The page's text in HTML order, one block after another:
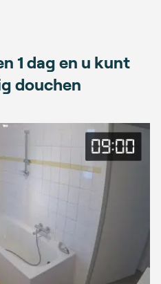
1 dag en u kunt
douchen